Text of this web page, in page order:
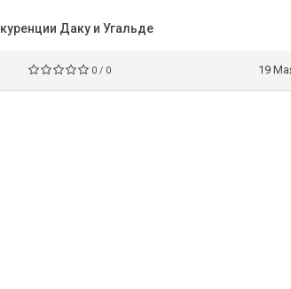
Даку и Угальде
0 / 0 19